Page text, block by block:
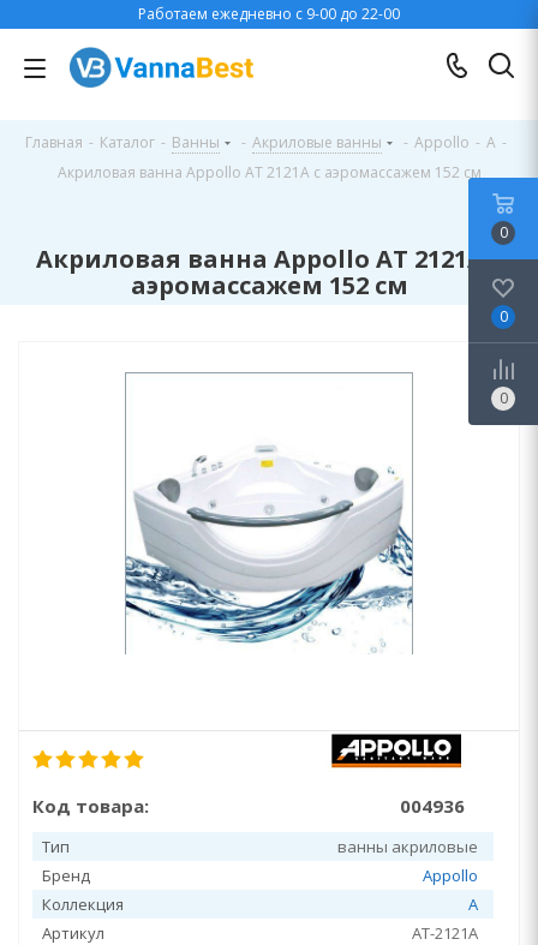
Работаем ежедневно с 9-00 до 22-00
Главная - Каталог - Ванны - Акриловые ванны - Appollo - A -
Акриловая ванна Appollo AT 2121A с аэромассажем 152 см
Акриловая ванна Appollo AT 2121A с
аэромассажем 152 см
Код товара: 004936
Тип
ванны акриловые
Бренд
Appollo
Коллекция
A
Артикул
АT-2121A
0
0
0